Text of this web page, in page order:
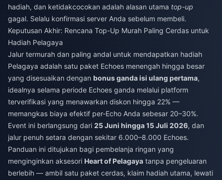
hadiah, dan ketidakcocokan adalah alasan utama top-up
gagal. Selalu konfirmasi server Anda sebelum membeli.
Keputusan Akhir: Rencana Top-Up Murah Paling Cerdas untuk
Hadiah Pelagaya
Jalur termurah dan paling andal untuk mendapatkan hadiah
Pelagaya adalah satu paket Echoes menengah hingga besar
yang disesuaikan dengan bonus ganda isi ulang pertama,
idealnya selama periode Echoes ganda melalui platform
terverifikasi yang menawarkan diskon hingga 22% —
memangkas biaya efektif per-Echo Anda sebesar 20–30%.
Event ini berlangsung dari 25 Juni hingga 15 Juli 2026, dan
jalur penuh setara dengan sekitar 6.000–8.000 Echoes.
Panduan ini ditujukan bagi pembelanja ringan yang
menginginkan aksesori Heart of Pelagaya tanpa pengeluaran
berlebih — ambil satu paket cerdas, klaim hadiah utama, lewati